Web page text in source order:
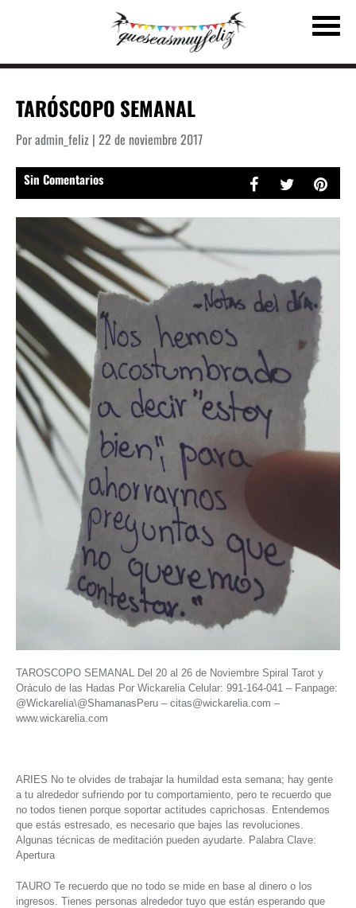
TARÓSCOPO SEMANAL
Por admin_feliz | 22 de noviembre 2017
Sin Comentarios
TAROSCOPO SEMANAL Del 20 al 26 de Noviembre Spiral Tarot y
Oráculo de las Hadas Por Wickarelia Celular: 991-164-041 – Fanpage:
@Wickarelia\@ShamanasPeru – citas@wickarelia.com –
www.wickarelia.com
ARIES No te olvides de trabajar la humildad esta semana; hay gente
a tu alrededor sufriendo por tu comportamiento, pero te recuerdo que
no todos tienen porque soportar actitudes caprichosas. Entendemos
que estás estresado, es necesario que bajes las revoluciones.
Algunas técnicas de meditación pueden ayudarte. Palabra Clave:
Apertura
TAURO Te recuerdo que no todo se mide en base al dinero o los
ingresos. Tienes personas alrededor tuyo que están esperando que